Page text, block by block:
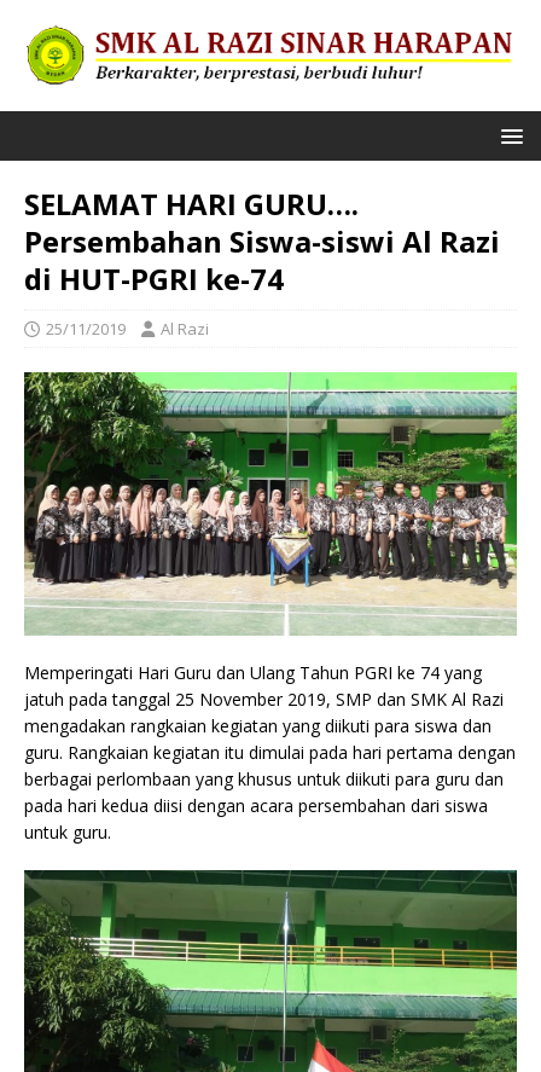
SELAMAT HARI GURU….
Persembahan Siswa-siswi Al Razi
di HUT-PGRI ke-74
25/11/2019 Al Razi
Memperingati Hari Guru dan Ulang Tahun PGRI ke 74 yang
jatuh pada tanggal 25 November 2019, SMP dan SMK Al Razi
mengadakan rangkaian kegiatan yang diikuti para siswa dan
guru. Rangkaian kegiatan itu dimulai pada hari pertama dengan
berbagai perlombaan yang khusus untuk diikuti para guru dan
pada hari kedua diisi dengan acara persembahan dari siswa
untuk guru.